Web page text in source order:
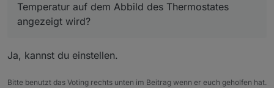
VIEW_IT_sigi234.txt
Temperatur auf dem Abbild des Thermostates
angezeigt wird?
Ja, kannst du einstellen.
Bitte benutzt das Voting rechts unten im Beitrag wenn er euch geholfen hat.